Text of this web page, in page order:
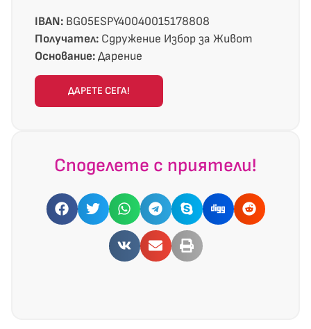
IBAN: BG05ESPY40040015178808
Получател: Сдружение Избор за Живот
Основание:Дарение
ДАРЕТЕ СЕГА!
Споделете с приятели!